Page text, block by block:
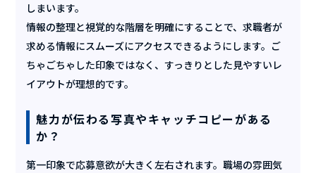
しまいます。
情報の整理と視覚的な階層を明確にすることで、求職者が
求める情報にスムーズにアクセスできるようにします。ご
ちゃごちゃした印象ではなく、すっきりとした見やすいレ
イアウトが理想的です。
魅力が伝わる写真やキャッチコピーがある
か？
第一印象で応募意欲が大きく左右されます。職場の雰囲気